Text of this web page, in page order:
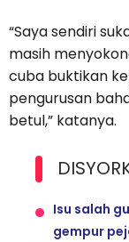
“Saya sendiri
masih
cuba buktikan
pengurusan
betul,” katanya.
Isu salah
gempur